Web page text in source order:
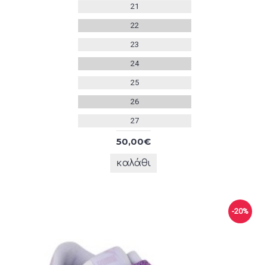
21
22
23
24
25
26
27
50,00€
καλάθι
-20%